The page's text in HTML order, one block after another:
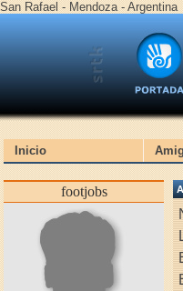
San Rafael - Mendoza - Argentina
Inicio
footjobs